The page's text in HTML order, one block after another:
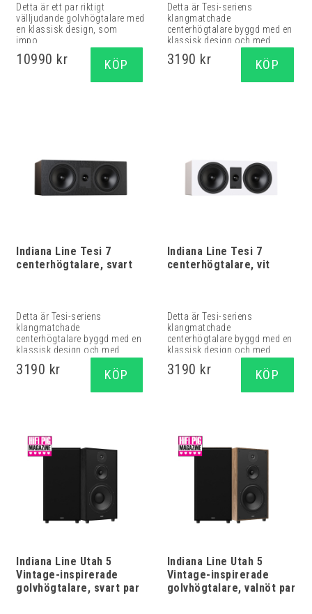
Detta är ett par riktigt
välljudande golvhögtalare med
en klassisk design, som
impo...
10990 kr KÖP
Detta är Tesi-seriens
klangmatchade
centerhögtalare byggd med en
klassisk design och med...
3190 kr KÖP
Indiana Line Tesi 7
centerhögtalare, svart
Detta är Tesi-seriens
klangmatchade
centerhögtalare byggd med en
klassisk design och med...
3190 kr KÖP
Indiana Line Tesi 7
centerhögtalare, vit
Detta är Tesi-seriens
klangmatchade
centerhögtalare byggd med en
klassisk design och med...
3190 kr KÖP
Indiana Line Utah 5
Vintage-inspirerade
golvhögtalare, svart par
Indiana Line Utah 5
Vintage-inspirerade
golvhögtalare, valnöt par